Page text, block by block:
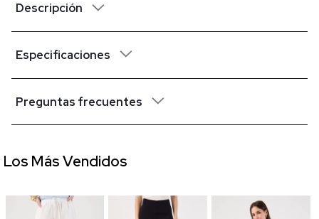
Descripción
Especificaciones
Preguntas frecuentes
Los Más Vendidos